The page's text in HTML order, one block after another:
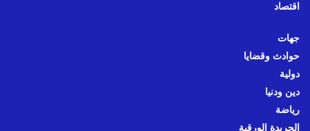
اقتصاد
جهات
حوادث وقضايا
دولية
دين ودنيا
رياضة
الجريدة الورقية